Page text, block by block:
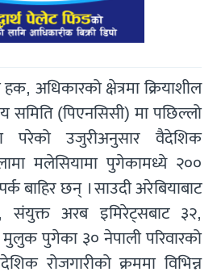
अधिकारको क्षेत्रमा क्रियाशील
समिति (पिएनसिसी) मा पछिल्लो
परेको उजुरीअनुसार वैदेशिक
मलेसियामा पुगेकामध्ये २००
बाहिर छन् । साउदी अरेबियाबाट
अरब इमिरेट्सबाट ३२,
पुगेका ३० नेपाली परिवारको
रोजगारीको क्रममा विभिन्न